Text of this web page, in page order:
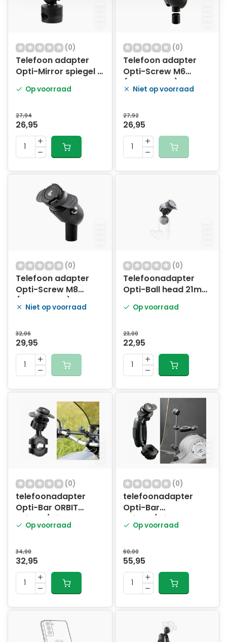
(0)
Telefoon adapter
Opti-Mirror spiegel +
windscherm stang
kortOp voorraad
27,94
26,95
(0)
Telefoon adapter
Opti-Screw M6
(kroonplaat)
Niet op voorraad
27,92
26,95
(0)
Telefoon adapter
Opti-Screw M8
(kroonplaat)
Niet op voorraad
32,06
29,95
(0)
Telefoonadapter
Opti-Ball head 21mm
Op voorraad
23,00
22,95
(0)
telefoonadapter
Opti-Bar ORBIT
spiegel/windschermsteun
Op voorraad
34,90
32,95
(0)
telefoonadapter
Opti-Bar
spiegel/
langOp voorraad
60,00
55,95